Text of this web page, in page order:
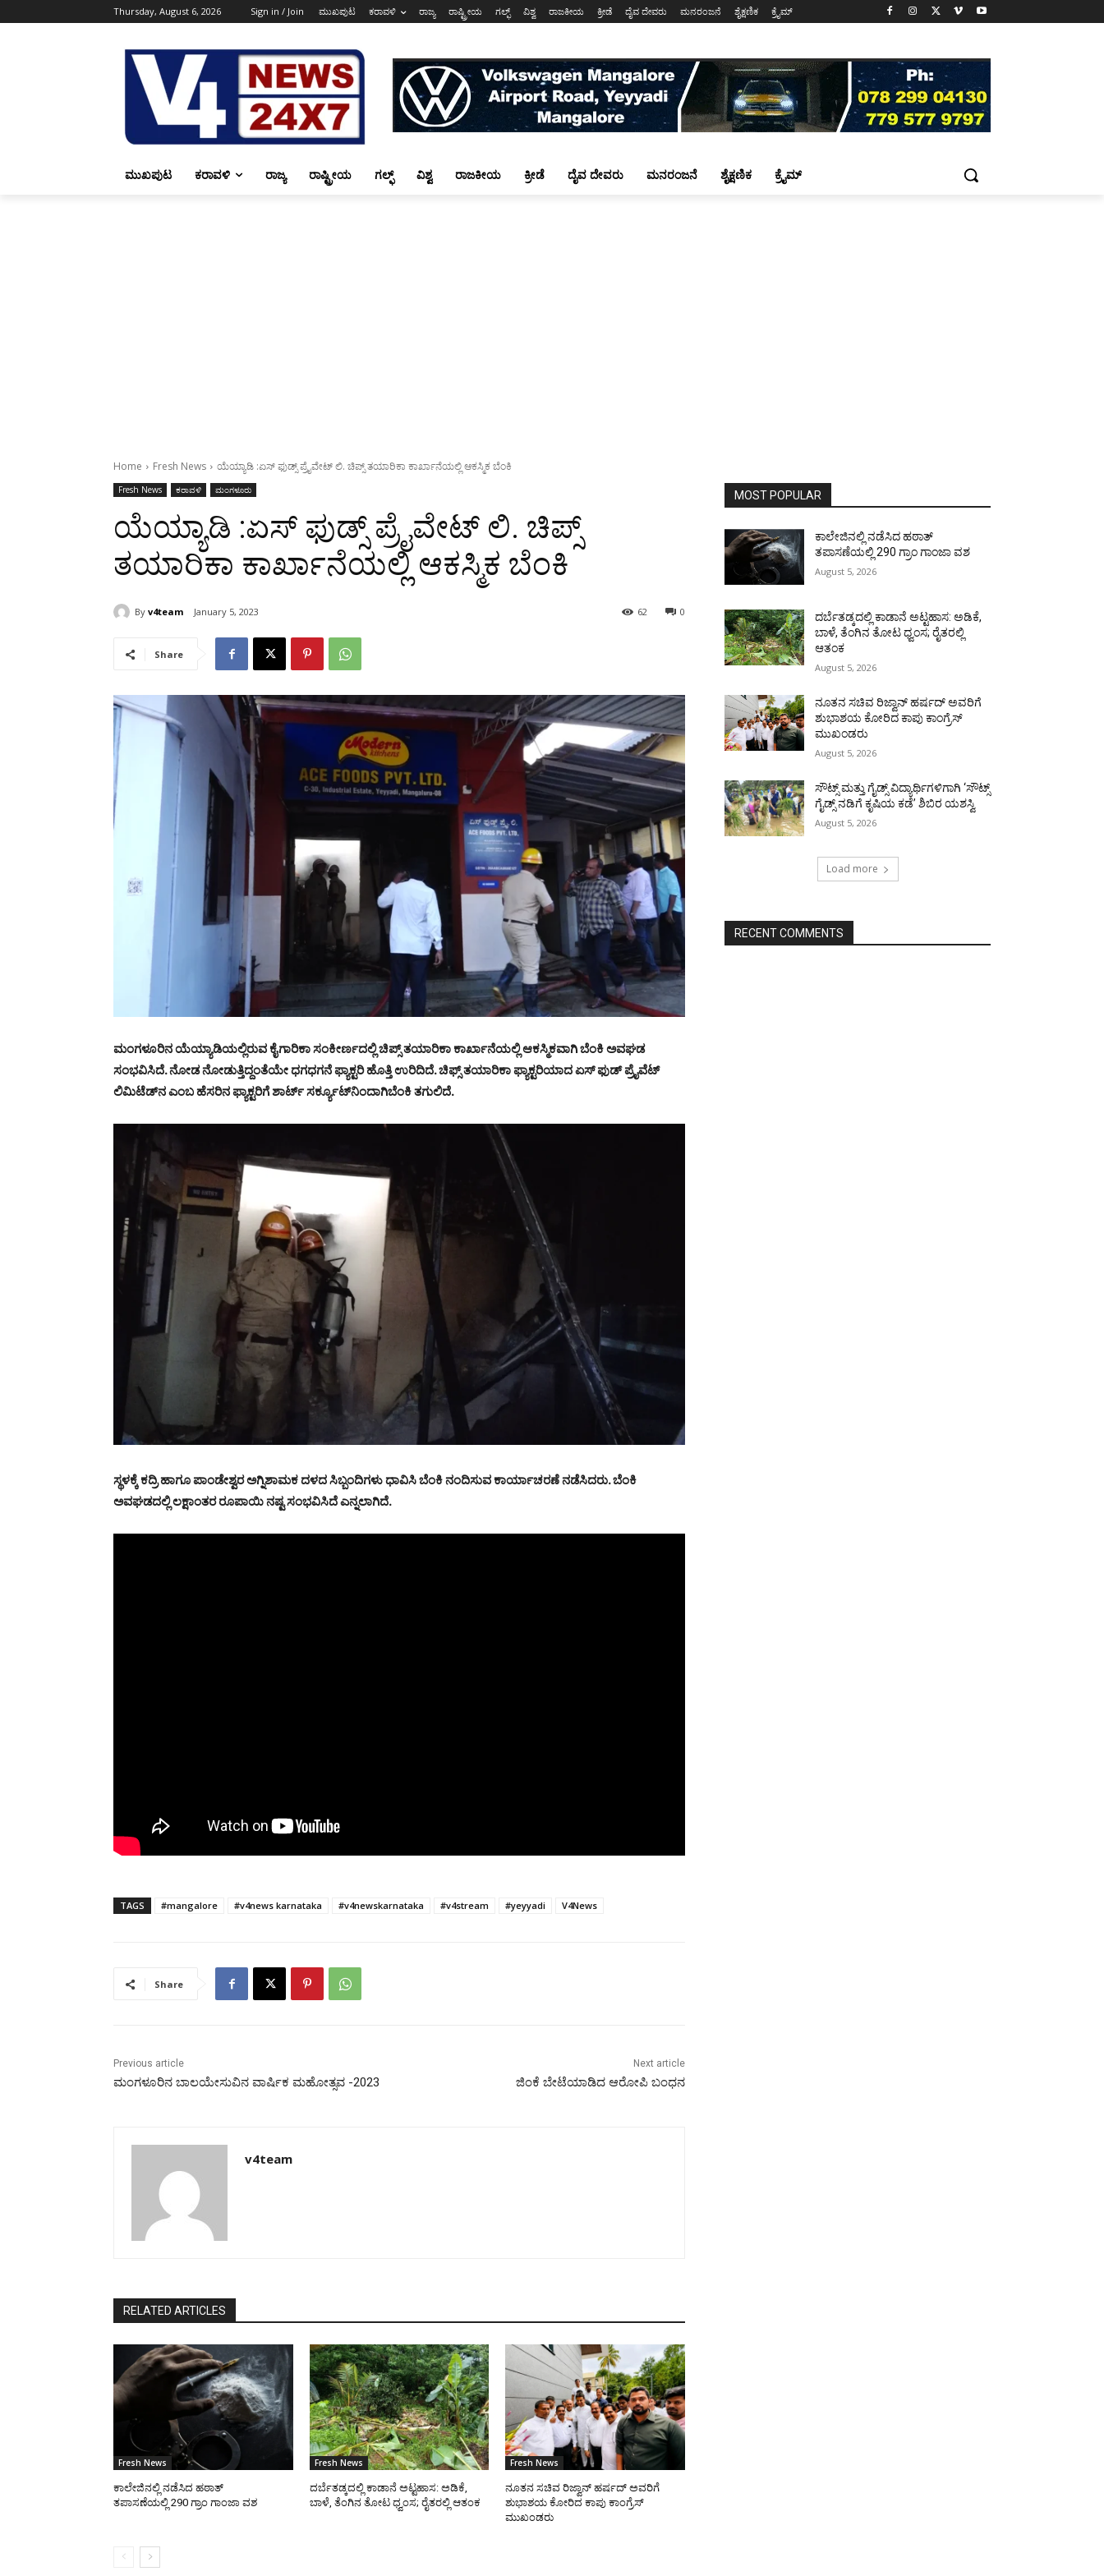
Thursday, August 6, 2026 Sign in / Join ಮುಖಪುಟ ಕರಾವಳಿ ರಾಜ್ಯ ರಾಷ್ಟ್ರೀಯ ಗಲ್ಫ್ ವಿಶ್ವ ರಾಜಕೀಯ ಕ್ರೀಡೆ ದೈವ ದೇವರು ಮನರಂಜನೆ ಶೈಕ್ಷಣಿಕ ಕ್ರೈಮ್
ಮುಖಪುಟ ಕರಾವಳಿ ರಾಜ್ಯ ರಾಷ್ಟ್ರೀಯ ಗಲ್ಫ್ ವಿಶ್ವ ರಾಜಕೀಯ ಕ್ರೀಡೆ ದೈವ ದೇವರು ಮನರಂಜನೆ ಶೈಕ್ಷಣಿಕ ಕ್ರೈಮ್
Home Fresh News ಯೆಯ್ಯಾಡಿ :ಏಸ್ ಫುಡ್ಸ್ ಪ್ರೈವೇಟ್ ಲಿ. ಚಿಪ್ಸ್ ತಯಾರಿಕಾ ಕಾರ್ಖಾನೆಯಲ್ಲಿ ಆಕಸ್ಮಿಕ ಬೆಂಕಿ
Fresh News ಕರಾವಳಿ ಮಂಗಳೂರು
ಯೆಯ್ಯಾಡಿ :ಏಸ್ ಫುಡ್ಸ್ ಪ್ರೈವೇಟ್ ಲಿ. ಚಿಪ್ಸ್
ತಯಾರಿಕಾ ಕಾರ್ಖಾನೆಯಲ್ಲಿ ಆಕಸ್ಮಿಕ ಬೆಂಕಿ
By v4team January 5, 2023 0
62
Share
ಮಂಗಳೂರಿನ ಯೆಯ್ಯಾಡಿಯಲ್ಲಿರುವ ಕೈಗಾರಿಕಾ ಸಂಕೀರ್ಣದಲ್ಲಿ ಚಿಪ್ಸ್ ತಯಾರಿಕಾ ಕಾರ್ಖಾನೆಯಲ್ಲಿ ಆಕಸ್ಮಿಕವಾಗಿ ಬೆಂಕಿ ಅವಘಡ
ಸಂಭವಿಸಿದೆ. ನೋಡ ನೋಡುತ್ತಿದ್ದಂತೆಯೇ ಧಗಧಗನೆ ಫ್ಯಾಕ್ಟರಿ ಹೊತ್ತಿ ಉರಿದಿದೆ. ಚಿಫ್ಸ್ ತಯಾರಿಕಾ ಫ್ಯಾಕ್ಟರಿಯಾದ ಏಸ್ ಫುಡ್ ಪ್ರೈವೆಟ್
ಲಿಮಿಟೆಡ್‍ನ ಎಂಬ ಹೆಸರಿನ ಫ್ಯಾಕ್ಟರಿಗೆ ಶಾರ್ಟ್ ಸರ್ಕ್ಯೂಟ್‌ನಿಂದಾಗಿಬೆಂಕಿ ತಗುಲಿದೆ.
ಸ್ಥಳಕ್ಕೆ ಕದ್ರಿ ಹಾಗೂ ಪಾಂಡೇಶ್ವರ ಅಗ್ನಿಶಾಮಕ ದಳದ ಸಿಬ್ಬಂದಿಗಳು ಧಾವಿಸಿ ಬೆಂಕಿ ನಂದಿಸುವ ಕಾರ್ಯಾಚರಣೆ ನಡೆಸಿದರು. ಬೆಂಕಿ
ಅವಘಡದಲ್ಲಿ ಲಕ್ಷಾಂತರ ರೂಪಾಯಿ ನಷ್ಟ ಸಂಭವಿಸಿದೆ ಎನ್ನಲಾಗಿದೆ.
TAGS #mangalore #v4news karnataka #v4newskarnataka #v4stream #yeyyadi V4News
Share
Previous article
ಮಂಗಳೂರಿನ ಬಾಲಯೇಸುವಿನ ವಾರ್ಷಿಕ ಮಹೋತ್ಸವ -2023
Next article
ಜಿಂಕೆ ಬೇಟೆಯಾಡಿದ ಆರೋಪಿ ಬಂಧನ
v4team
RELATED ARTICLES
Fresh News
ಕಾಲೇಜಿನಲ್ಲಿ ನಡೆಸಿದ ಹಠಾತ್
ತಪಾಸಣೆಯಲ್ಲಿ 290 ಗ್ರಾಂ ಗಾಂಜಾ ವಶ
Fresh News
ದರ್ಬೆತಡ್ಕದಲ್ಲಿ ಕಾಡಾನೆ ಅಟ್ಟಹಾಸ: ಅಡಿಕೆ,
ಬಾಳೆ, ತೆಂಗಿನ ತೋಟ ಧ್ವಂಸ; ರೈತರಲ್ಲಿ ಆತಂಕ
Fresh News
ನೂತನ ಸಚಿವ ರಿಜ್ವಾನ್ ಹರ್ಷದ್ ಅವರಿಗೆ
ಶುಭಾಶಯ ಕೋರಿದ ಕಾಪು ಕಾಂಗ್ರೆಸ್
ಮುಖಂಡರು
MOST POPULAR
ಕಾಲೇಜಿನಲ್ಲಿ ನಡೆಸಿದ ಹಠಾತ್
ತಪಾಸಣೆಯಲ್ಲಿ 290 ಗ್ರಾಂ ಗಾಂಜಾ ವಶ
August 5, 2026
ದರ್ಬೆತಡ್ಕದಲ್ಲಿ ಕಾಡಾನೆ ಅಟ್ಟಹಾಸ: ಅಡಿಕೆ,
ಬಾಳೆ, ತೆಂಗಿನ ತೋಟ ಧ್ವಂಸ; ರೈತರಲ್ಲಿ
ಆತಂಕ
August 5, 2026
ನೂತನ ಸಚಿವ ರಿಜ್ವಾನ್ ಹರ್ಷದ್ ಅವರಿಗೆ
ಶುಭಾಶಯ ಕೋರಿದ ಕಾಪು ಕಾಂಗ್ರೆಸ್
ಮುಖಂಡರು
August 5, 2026
ಸೌಟ್ಸ್ ಮತ್ತು ಗೈಡ್ಸ್ ವಿದ್ಯಾರ್ಥಿಗಳಿಗಾಗಿ ‘ಸೌಟ್ಸ್
ಗೈಡ್ಸ್ ನಡಿಗೆ ಕೃಷಿಯ ಕಡೆ’ ಶಿಬಿರ ಯಶಸ್ವಿ
August 5, 2026
Load more
RECENT COMMENTS